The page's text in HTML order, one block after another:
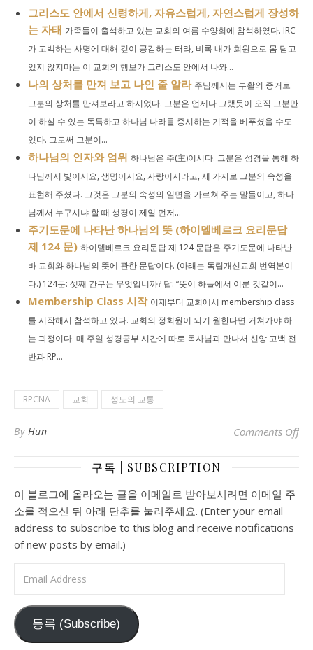
그리스도 안에서 신령하게, 자유스럽게, 자연스럽게 장성하
는 자태 가족들이 출석하고 있는 교회의 여름 수양회에 참석하였다. IRC
가 고백하는 사명에 대해 깊이 공감하는 터라, 비록 내가 회원으로 몸 담고
있지 않지마는 이 교회의 행보가 그리스도 안에서 나와...
나의 상처를 만져 보고 나인 줄 알라 주님께서는 부활의 증거로
그분의 상처를 만져보라고 하시었다. 그분은 언제나 그랬듯이 오직 그분만
이 하실 수 있는 독특하고 하나님 나라를 증시하는 기적을 베푸셨을 수도
있다. 그로써 그분이...
하나님의 인자와 엄위 하나님은 주(主)이시다. 그분은 성경을 통해 하
나님께서 빛이시요, 생명이시요, 사랑이시라고, 세 가지로 그분의 속성을
표현해 주셨다. 그것은 그분의 속성의 일면을 가르쳐 주는 말들이고, 하나
님께서 누구시냐 할 때 성경이 제일 먼저...
주기도문에 나타난 하나님의 뜻 (하이델베르크 요리문답
제 124 문) 하이델베르크 요리문답 제 124 문답은 주기도문에 나타난
바 교회와 하나님의 뜻에 관한 문답이다. (아래는 독립개신교회 번역본이
다.) 124문: 셋째 간구는 무엇입니까? 답: “뜻이 하늘에서 이룬 것같이...
Membership Class 시작 어제부터 교회에서 membership class
를 시작해서 참석하고 있다. 교회의 정회원이 되기 원한다면 거쳐가야 하
는 과정이다. 매 주일 성경공부 시간에 따로 목사님과 만나서 신앙 고백 전
반과 RP...
RPCNA 교회 성도의 교통
By Hun Comments Offon
구독 | SUBSCRIPTION
이 블로그에 올라오는 글을 이메일로 받아보시려면 이메일 주
소를 적으신 뒤 아래 단추를 눌러주세요. (Enter your email
address to subscribe to this blog and receive notifications
of new posts by email.)
등록 (Subscribe)